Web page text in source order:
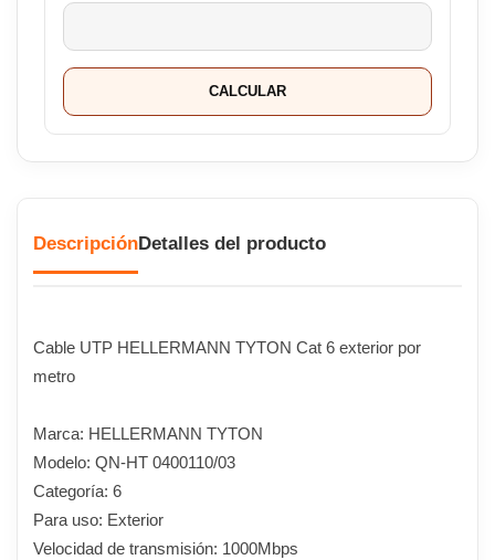
CALCULAR
DescripciónDetalles del producto
Cable UTP HELLERMANN TYTON Cat 6 exterior por
metro
Marca: HELLERMANN TYTON
Modelo: QN-HT 0400110/03
Categoría: 6
Para uso: Exterior
Velocidad de transmisión: 1000Mbps